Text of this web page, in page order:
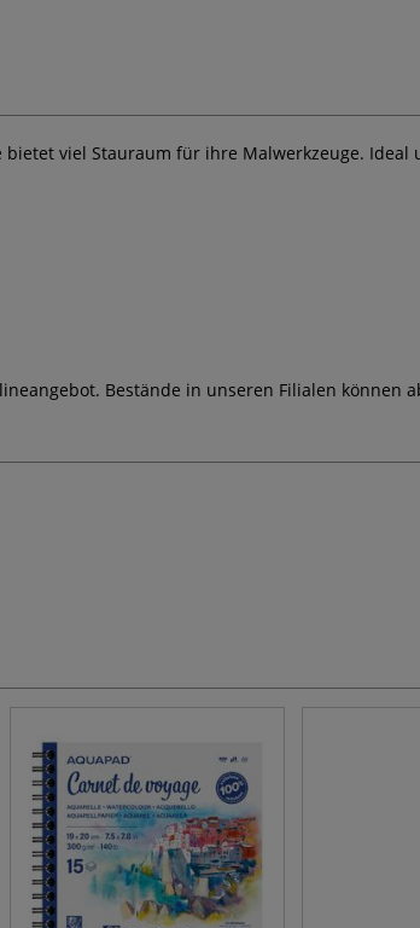
viel Stauraum für ihre Malwerkzeuge.
Bestände in unseren Filialen können